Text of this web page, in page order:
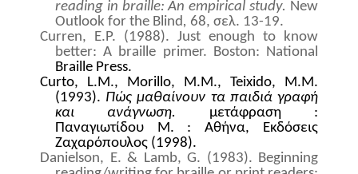
reading in braille: An empirical study. New
Outlook for the Blind, 68, σελ. 13-19.
Curren, E.P. (1988). Just enough to know
better: A braille primer. Boston: National
Braille Press.
Curto, L.M., Morillo, M.M., Teixido, M.M.
(1993). Πώς μαθαίνουν τα παιδιά γραφή
και ανάγνωση. μετάφραση
:
Παναγιωτίδου Μ.
: Αθήνα, Eκδόσεις
Ζαχαρόπουλος (1998).
Danielson, E. & Lamb, G. (1983). Beginning